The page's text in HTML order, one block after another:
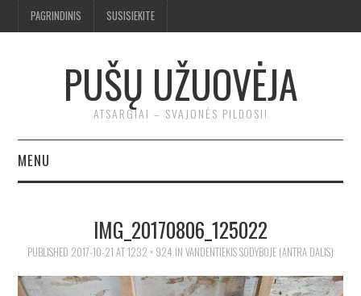
PAGRINDINIS SUSISIEKITE
PUŠŲ UŽUOVĖJA
ATSARGIAI – SVAJONĖS PILDOSI!
MENU
KLUONAS
IMG_20170806_125022
PUBLISHED 2017-10-21 AT1232 × 924 IN VANDENTIEKIS SODYBOJE (ANTRA DALIS)